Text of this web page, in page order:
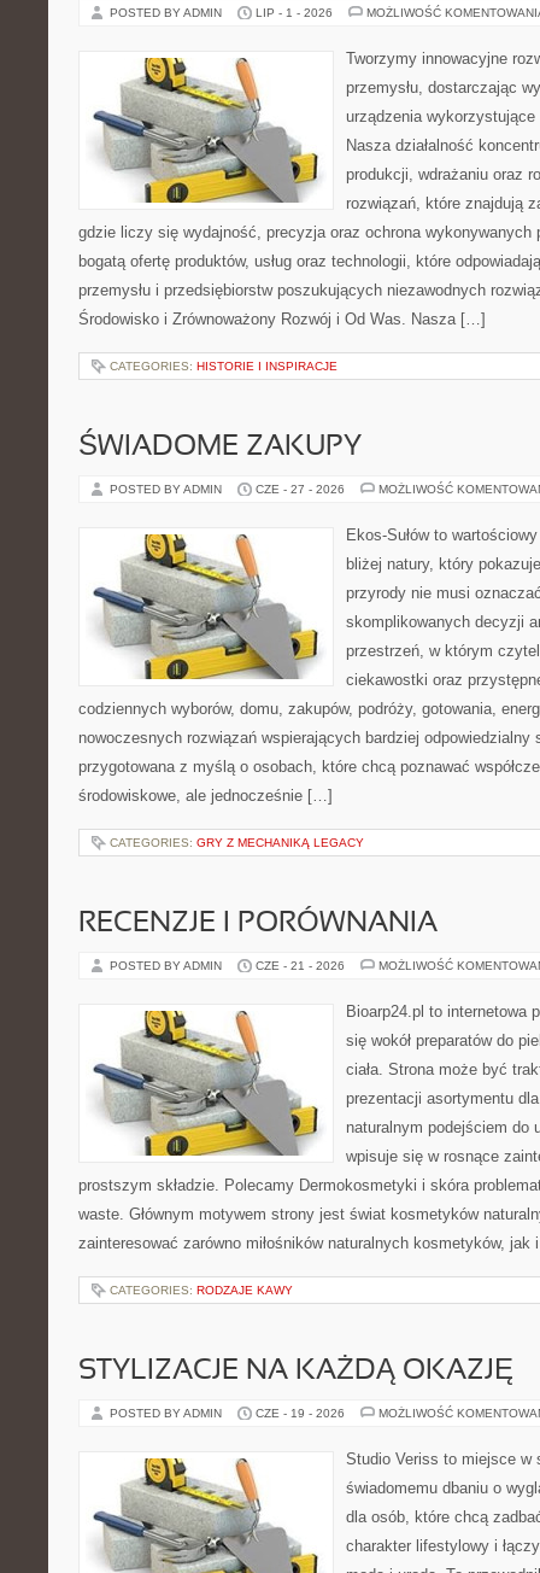
POSTED BY ADMIN LIP - 1 - 2026 MOŻLIWOŚĆ
Tworzymy innowacyjne
przemysłu, dostarczając
urządzenia
Nasza działalność
produkcji, wdrażaniu oraz
rozwiązań, które znajdują
gdzie liczy się wydajność, precyzja oraz ochrona wykonywanych
bogatą ofertę produktów, usług oraz technologii, które
przemysłu i przedsiębiorstw poszukujących niezawodnych
Środowisko i Zrównoważony Rozwój i Od Was. Nasza […]
CATEGORIES: HISTORIE I INSPIRACJE
ŚWIADOME ZAKUPY
POSTED BY ADMIN CZE - 27 - 2026 MOŻLIWOŚĆ
Ekos-Sułów to
bliżej natury, który
przyrody nie musi
skomplikowanych decyzji
przestrzeń, w którym
ciekawostki oraz
codziennych wyborów, domu, zakupów, podróży, gotowania,
nowoczesnych rozwiązań wspierających bardziej odpowiedzialny
przygotowana z myślą o osobach, które chcą poznawać
środowiskowe, ale jednocześnie […]
CATEGORIES: GRY Z MECHANIKĄ LEGACY
RECENZJE I PORÓWNANIA
POSTED BY ADMIN CZE - 21 - 2026 MOŻLIWOŚĆ
Bioarp24.pl to internetowa
się wokół preparatów do
ciała. Strona może być
prezentacji asortymentu
naturalnym podejściem do
wpisuje się w rosnące
prostszym składzie. Polecamy Dermokosmetyki i skóra
waste. Głównym motywem strony jest świat kosmetyków
zainteresować zarówno miłośników naturalnych kosmetyków,
CATEGORIES: RODZAJE KAWY
STYLIZACJE NA KAŻDĄ OKAZJĘ
POSTED BY ADMIN CZE - 19 - 2026 MOŻLIWOŚĆ
Studio Veriss to miejsce w
świadomemu dbaniu o
dla osób, które chcą
charakter lifestylowy i